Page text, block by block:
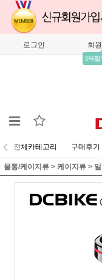
로그인 회
5%할
전체카테고리 구매후기
물통/케이지류 > 케이지류 >